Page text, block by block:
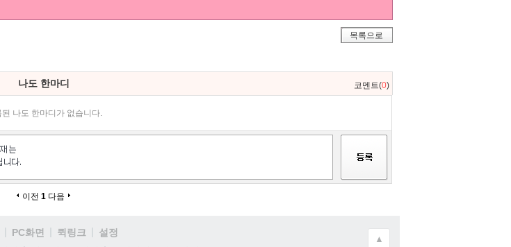
목록으로
나도 한마디 코멘트(0)
된 나도 한마디가 없습니다.
이전 1 다음
PC화면 퀵링크
설정
▲